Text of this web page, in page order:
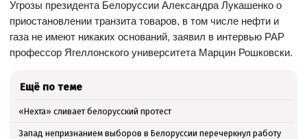
Угрозы президента Белоруссии Александра Лукашенко о
приостановлении транзита товаров, в том числе нефти и
газа не имеют никаких оснований, заявил в интервью РАР
профессор Ягеллонского университета Марцин Рошковски.
Ещё по теме
«Нехта» сливает белорусский протест
Запад непризнанием выборов в Белоруссии перечеркнул работу